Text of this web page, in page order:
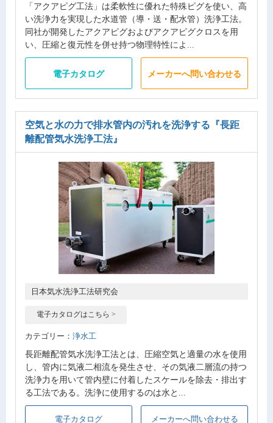
「アクアピグ工法」は柔軟性に優れた特殊ピグを使い、高
い洗浄力を実現した水道管（導・送・配水管）洗浄工法。
同社が開発したアクアピグおよびアクアピグクロスを用
い、圧縮と復元性を併せ持つ物理特性によ...
電子カタログ メーカーへ問い合わせる
空気と水の力で排水管内の汚れを洗浄する 『長距
離配管気水洗浄工法』
日本気水洗浄工法研究会
電子カタログはこちら >
カテゴリー： 浄水工
長距離配管気水洗浄工法とは、圧縮空気と適量の水を使用
し、管内に気液二相流を発生させ、その気液二層流の持つ
洗浄力を用いて管内壁に付着したスケールを除去・排出す
る工法である。洗浄に使用するのは水と...
電子カタログ メーカーへ問い合わせる